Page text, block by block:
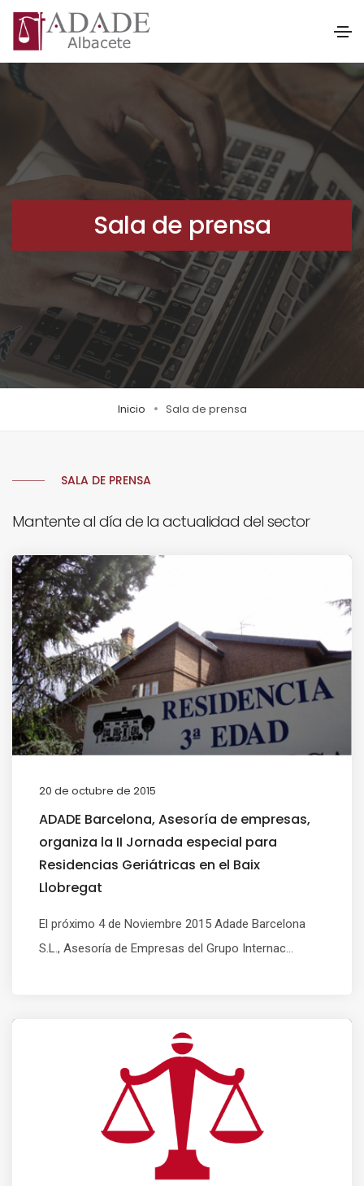
Sala de prensa
Inicio Sala de prensa
SALA DE PRENSA
Mantente al día de la actualidad del sector
20 de octubre de 2015
ADADE Barcelona, Asesoría de empresas,
organiza la II Jornada especial para
Residencias Geriátricas en el Baix
Llobregat
El próximo 4 de Noviembre 2015 Adade Barcelona
S.L., Asesoría de Empresas del Grupo Internac...